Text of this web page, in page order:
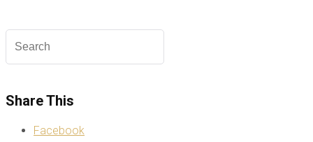
Share This
Facebook